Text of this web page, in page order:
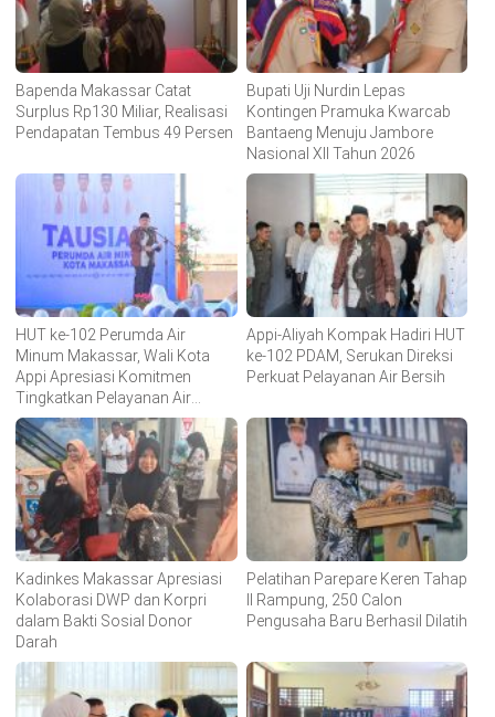
Bapenda Makassar Catat
Surplus Rp130 Miliar, Realisasi
Pendapatan Tembus 49 Persen
Bupati Uji Nurdin Lepas
Kontingen Pramuka Kwarcab
Bantaeng Menuju Jambore
Nasional XII Tahun 2026
HUT ke-102 Perumda Air
Minum Makassar, Wali Kota
Appi Apresiasi Komitmen
Tingkatkan Pelayanan Air
Bersih
Appi-Aliyah Kompak Hadiri HUT
ke-102 PDAM, Serukan Direksi
Perkuat Pelayanan Air Bersih
Kadinkes Makassar Apresiasi
Kolaborasi DWP dan Korpri
dalam Bakti Sosial Donor
Darah
Pelatihan Parepare Keren Tahap
II Rampung, 250 Calon
Pengusaha Baru Berhasil Dilatih